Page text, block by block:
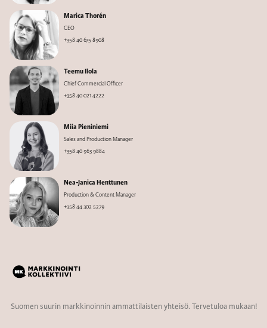
Marica Thorén
CEO
+358 40 675 8908
Teemu Ilola
Chief Commercial Officer
+358 40 021 4222
Miia Pieniniemi
Sales and Production Manager
+358 40 963 9884
Nea-Janica Henttunen
Production & Content Manager
+358 44 302 5279
Suomen suurin markkinoinnin ammattilaisten yhteisö. Tervetuloa mukaan!